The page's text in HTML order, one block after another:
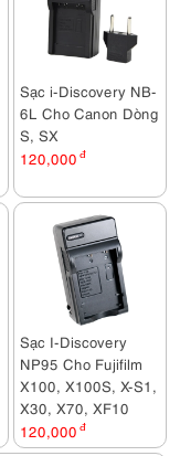
Sạc i-Discovery NB-
6L Cho Canon Dòng
S, SX
120,000 đ
Sạc I-Discovery
NP95 Cho Fujifilm
X100, X100S, X-S1,
X30, X70, XF10
120,000 đ